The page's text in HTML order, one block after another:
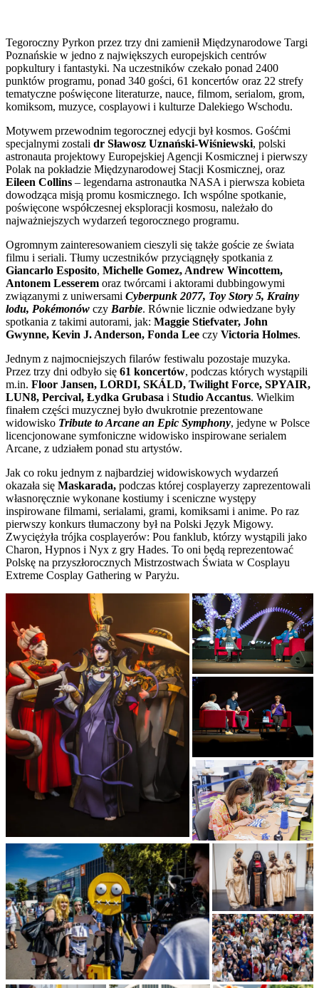
Tegoroczny Pyrkon przez trzy dni zamienił Międzynarodowe Targi
Poznańskie w jedno z największych europejskich centrów
popkultury i fantastyki. Na uczestników czekało ponad 2400
punktów programu, ponad 340 gości, 61 koncertów oraz 22 strefy
tematyczne poświęcone literaturze, nauce, filmom, serialom, grom,
komiksom, muzyce, cosplayowi i kulturze Dalekiego Wschodu.
Motywem przewodnim tegorocznej edycji był kosmos. Gośćmi
specjalnymi zostali dr Sławosz Uznański-Wiśniewski, polski
astronauta projektowy Europejskiej Agencji Kosmicznej i pierwszy
Polak na pokładzie Międzynarodowej Stacji Kosmicznej, oraz
Eileen Collins – legendarna astronautka NASA i pierwsza kobieta
dowodząca misją promu kosmicznego. Ich wspólne spotkanie,
poświęcone współczesnej eksploracji kosmosu, należało do
najważniejszych wydarzeń tegorocznego programu.
Ogromnym zainteresowaniem cieszyli się także goście ze świata
filmu i seriali. Tłumy uczestników przyciągnęły spotkania z
Giancarlo Esposito, Michelle Gomez, Andrew Wincottem,
Antonem Lesserem oraz twórcami i aktorami dubbingowymi
związanymi z uniwersami Cyberpunk 2077, Toy Story 5, Krainy
lodu, Pokémonów czy Barbie. Równie licznie odwiedzane były
spotkania z takimi autorami, jak: Maggie Stiefvater, John
Gwynne, Kevin J. Anderson, Fonda Lee czy Victoria Holmes.
Jednym z najmocniejszych filarów festiwalu pozostaje muzyka.
Przez trzy dni odbyło się 61 koncertów, podczas których wystąpili
m.in. Floor Jansen, LORDI, SKÁLD, Twilight Force, SPYAIR,
LUN8, Percival, Łydka Grubasa i Studio Accantus. Wielkim
finałem części muzycznej było dwukrotnie prezentowane
widowisko Tribute to Arcane an Epic Symphony, jedyne w Polsce
licencjonowane symfoniczne widowisko inspirowane serialem
Arcane, z udziałem ponad stu artystów.
Jak co roku jednym z najbardziej widowiskowych wydarzeń
okazała się Maskarada, podczas której cosplayerzy zaprezentowali
własnoręcznie wykonane kostiumy i sceniczne występy
inspirowane filmami, serialami, grami, komiksami i anime. Po raz
pierwszy konkurs tłumaczony był na Polski Język Migowy.
Zwyciężyła trójka cosplayerów: Pou fanklub, którzy wystąpili jako
Charon, Hypnos i Nyx z gry Hades. To oni będą reprezentować
Polskę na przyszłorocznych Mistrzostwach Świata w Cosplayu
Extreme Cosplay Gathering w Paryżu.